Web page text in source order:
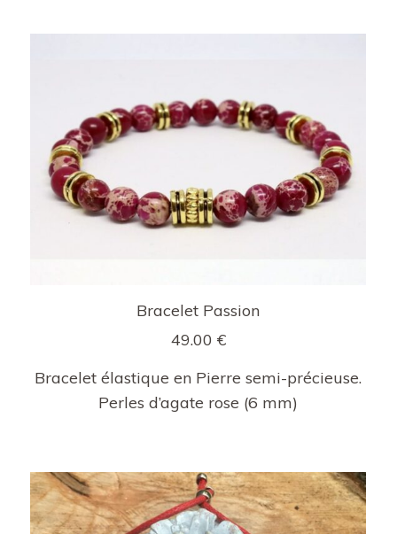
Bracelet Passion
49.00 €
Bracelet élastique en Pierre semi-précieuse.
Perles d’agate rose (6 mm)